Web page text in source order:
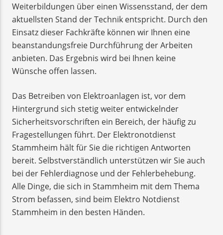
Weiterbildungen über einen Wissensstand, der dem
aktuellsten Stand der Technik entspricht. Durch den
Einsatz dieser Fachkräfte können wir Ihnen eine
beanstandungsfreie Durchführung der Arbeiten
anbieten. Das Ergebnis wird bei Ihnen keine
Wünsche offen lassen.
Das Betreiben von Elektroanlagen ist, vor dem
Hintergrund sich stetig weiter entwickelnder
Sicherheitsvorschriften ein Bereich, der häufig zu
Fragestellungen führt. Der Elektronotdienst
Stammheim hält für Sie die richtigen Antworten
bereit. Selbstverständlich unterstützen wir Sie auch
bei der Fehlerdiagnose und der Fehlerbehebung.
Alle Dinge, die sich in Stammheim mit dem Thema
Strom befassen, sind beim Elektro Notdienst
Stammheim in den besten Händen.